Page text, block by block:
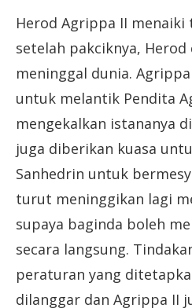
Herod Agrippa II menaiki
setelah pakciknya, Herod
meninggal dunia.
untuk melantik Pendita
mengekalkan istananya
juga diberikan kuasa
Sanhedrin untuk
turut meninggikan lagi
supaya baginda boleh
secara langsung.
peraturan yang
dilanggar dan Agrippa II